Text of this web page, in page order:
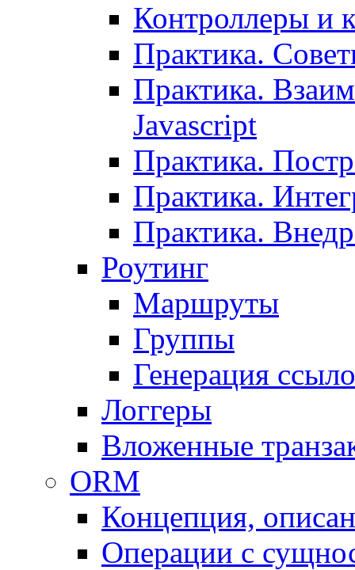
Контроллеры и
Практика.
Практика.
Javascript
Практика.
Практика.
Практика.
Роутинг
Маршруты
Группы
Генерация
Логгеры
Вложенные
ORM
Концепция,
Операции с